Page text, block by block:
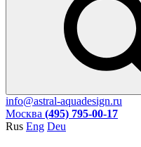
info@astral-aquadesign.ru
Москва (495) 795-00-17
Rus Eng Deu